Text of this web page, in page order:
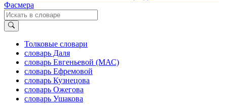
Фасмера
Толковые словари
словарь Даля
словарь Евгеньевой (МАС)
словарь Ефремовой
словарь Кузнецова
словарь Ожегова
словарь Ушакова